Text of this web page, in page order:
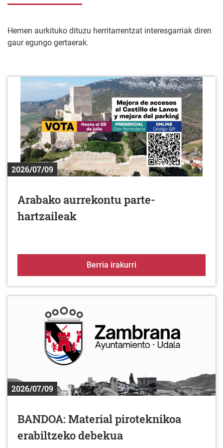
Hemen aurkituko dituzu herritarrentzat interesgarriak diren
gaur egungo gertaerak.
2026/07/09
Arabako aurrekontu parte-
hartzaileak
Berria irakurri
2026/07/09
BANDOA: Material piroteknikoa
erabiltzeko debekua